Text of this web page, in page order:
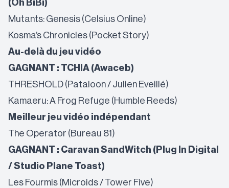
(Oh BiBi)
Mutants: Genesis (Celsius Online)
Kosma’s Chronicles (Pocket Story)
Au-delà du jeu vidéo
GAGNANT : TCHIA (Awaceb)
THRESHOLD (Pataloon / Julien Eveillé)
Kamaeru: A Frog Refuge (Humble Reeds)
Meilleur jeu vidéo indépendant
The Operator (Bureau 81)
GAGNANT : Caravan SandWitch (Plug In Digital
/ Studio Plane Toast)
Les Fourmis (Microids / Tower Five)